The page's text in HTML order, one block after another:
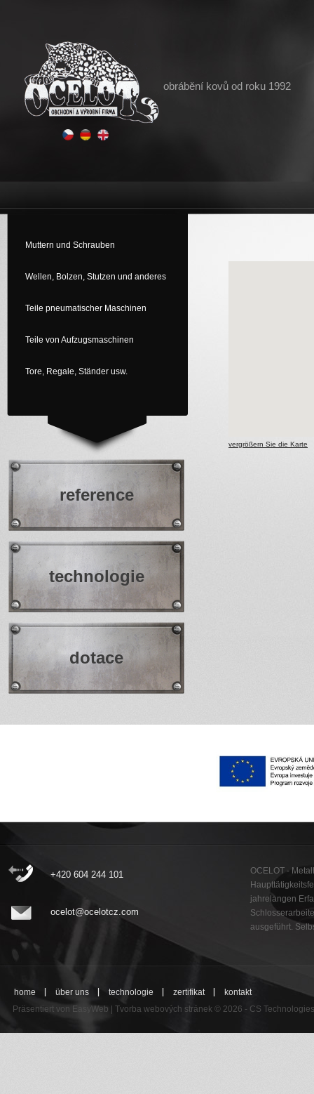
obrábění kovů od roku 1992
vergrößern Sie die Karte
Muttern und Schrauben
Wellen, Bolzen, Stutzen und anderes
Teile pneumatischer Maschinen
Teile von Aufzugsmaschinen
Tore, Regale, Ständer usw.
reference
technologie
dotace
+420 604 244 101
ocelot@ocelotcz.com
OCELOT -
jahrelangen
ausgeführt.
home über uns technologie zertifikat
kontakt
Präsentiert von EasyWeb Tvorba webových stránek © 2026 - CS